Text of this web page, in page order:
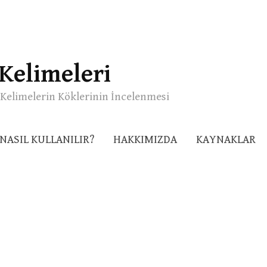
Kelimelerin Köklerinin İncelenmesi
NASIL KULLANILIR? HAKKIMIZDA KAYNAKLAR